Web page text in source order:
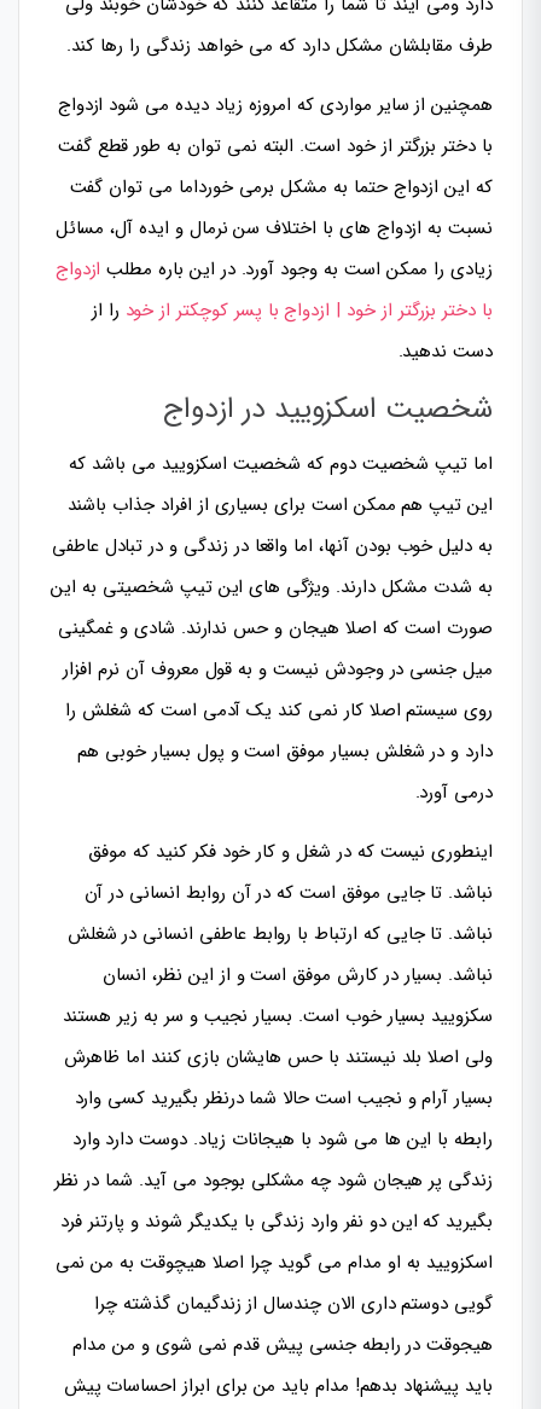
طرف مقابلشان مشکل دارد که می خواهد زندگی را رها کند.
همچنین از سایر مواردی که امروزه زیاد دیده می شود ازدواج
با دختر بزرگتر از خود است. البته نمی توان به طور قطع گفت
که این ازدواج حتما به مشکل برمی خورداما می توان گفت
نسبت به ازدواج های با اختلاف سن نرمال و ایده آل، مسائل
زیادی را ممکن است به وجود آورد. در این باره مطلب ازدواج
با دختر بزرگتر از خود | ازدواج با پسر کوچکتر از خود را از
دست ندهید.
شخصیت اسکزویید در ازدواج
اما تیپ شخصیت دوم که شخصیت اسکزویید می باشد که
این تیپ هم ممکن است برای بسیاری از افراد جذاب باشند
به دلیل خوب بودن آنها، اما واقعا در زندگی و در تبادل عاطفی
به شدت مشکل دارند. ویژگی های این تیپ شخصیتی به این
صورت است که اصلا هیجان و حس ندارند. شادی و غمگینی
میل جنسی در وجودش نیست و به قول معروف آن نرم افزار
روی سیستم اصلا کار نمی کند یک آدمی است که شغلش را
دارد و در شغلش بسیار موفق است و پول بسیار خوبی هم
درمی آورد.
اینطوری نیست که در شغل و کار خود فکر کنید که موفق
نباشد. تا جایی موفق است که در آن روابط انسانی در آن
نباشد. تا جایی که ارتباط با روابط عاطفی انسانی در شغلش
نباشد. بسیار در کارش موفق است و از این نظر، انسان
سکزویید بسیار خوب است. بسیار نجیب و سر به زیر هستند
ولی اصلا بلد نیستند با حس هایشان بازی کنند اما ظاهرش
بسیار آرام و نجیب است حالا شما درنظر بگیرید کسی وارد
رابطه با این ها می شود با هیجانات زیاد. دوست دارد وارد
زندگی پر هیجان شود چه مشکلی بوجود می آید. شما در نظر
بگیرید که این دو نفر وارد زندگی با یکدیگر شوند و پارتنر فرد
اسکزویید به او مدام می گوید چرا اصلا هیچوقت به من نمی
گویی دوستم داری الان چندسال از زندگیمان گذشته چرا
هیجوقت در رابطه جنسی پیش قدم نمی شوی و من مدام
باید پیشنهاد بدهم! مدام باید من برای ابراز احساسات پیش